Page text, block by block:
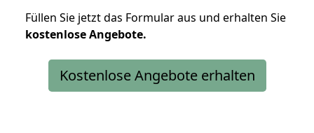
Füllen Sie jetzt das Formular aus und erhalten Sie
kostenloseAngebote.
Kostenlose Angebote erhalten